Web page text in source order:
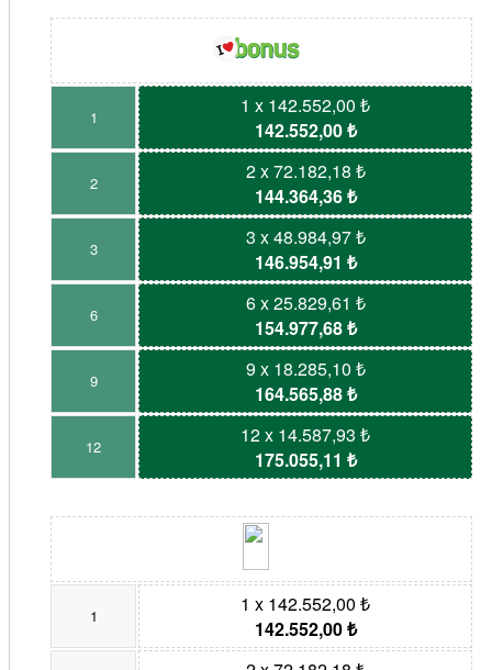
1
1 x 142.552,00 ₺
142.552,00 ₺
2
2 x 72.182,18 ₺
144.364,36 ₺
3
3 x 48.984,97 ₺
146.954,91 ₺
6
6 x 25.829,61 ₺
154.977,68 ₺
9
9 x 18.285,10 ₺
164.565,88 ₺
12
12 x 14.587,93 ₺
175.055,11 ₺
1
1 x 142.552,00 ₺
142.552,00 ₺